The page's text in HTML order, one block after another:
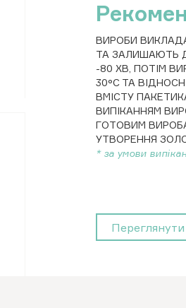
ВИРОБИ
ТА ЗАЛИШАЮТЬ
-80 ХВ, ПОТІМ
30°С ТА
ВМІСТУ
ВИПІКАННЯМ
ГОТОВИМ
УТВОРЕННЯ
* за умови